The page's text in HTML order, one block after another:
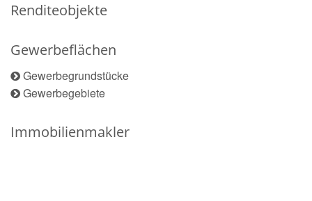
Renditeobjekte
Gewerbeflächen
Gewerbegrundstücke
Gewerbegebiete
Immobilienmakler